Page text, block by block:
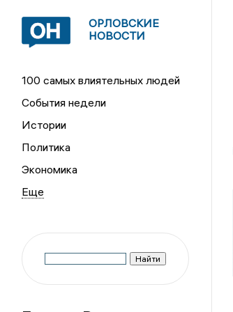
ОРЛОВСКИЕ
НОВОСТИ
100 самых влиятельных людей
События недели
Истории
Политика
Экономика